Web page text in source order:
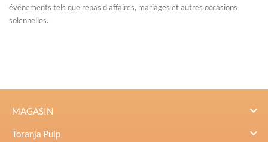
événements tels que repas d'affaires, mariages et autres occasions
solennelles.
MAGASIN 
Toranja Pulp 